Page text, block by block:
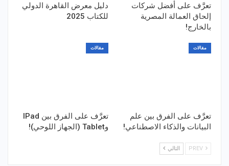
تعرَّف على أفضل شركات
إلحاق العمالة المصرية
بالخارج!
دليل معرض القاهرة الدولي
للكتاب 2025
مقالات
تعرَّف على الفرق بين علم
البيانات والذكاء الاصطناعي!
مقالات
تعرَّف على الفرق بين IPad
وTablet (الجهاز اللوحي)!
التالي